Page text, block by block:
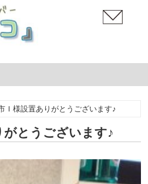
Ｉ様設置ありがとうございます♪
がとうございます♪